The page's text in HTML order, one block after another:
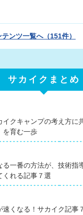
テンツ一覧へ（151件）
サカイクまとめ
イクキャンプの考え方
を育む一歩
る一番の方法が、技術指
くれる記事７選
速くなる！サカイク記事